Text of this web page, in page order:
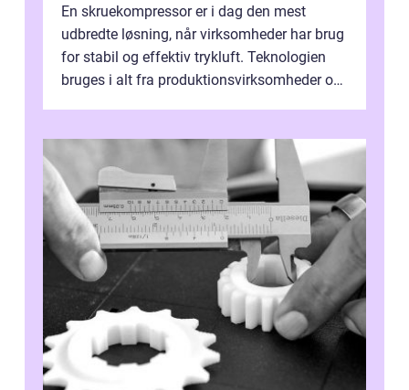
En skruekompressor er i dag den mest
udbredte løsning, når virksomheder har brug
for stabil og effektiv trykluft. Teknologien
bruges i alt fra produktionsvirksomheder og